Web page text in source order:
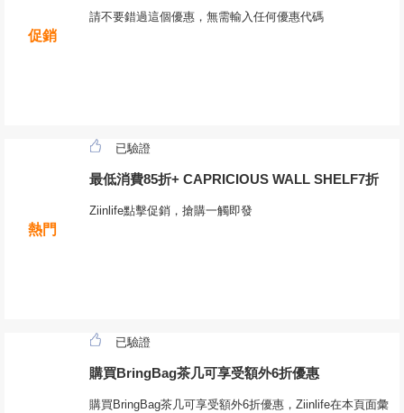
促銷
請不要錯過這個優惠，無需輸入任何優惠代碼
熱門
已驗證
最低消費85折+ CAPRICIOUS WALL SHELF7折
Ziinlife點擊促銷，搶購一觸即發
已驗證
購買BringBag茶几可享受額外6折優惠
購買BringBag茶几可享受額外6折優惠，Ziinlife在本頁面彙